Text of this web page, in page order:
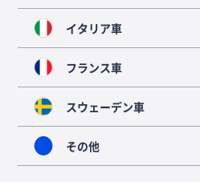
イタリア車
フランス車
スウェーデン車
その他